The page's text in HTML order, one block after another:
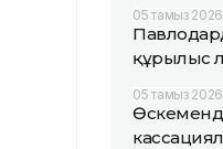
05 тамыз
құрылыс
05 тамыз